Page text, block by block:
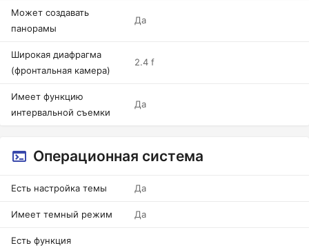
Может создавать
панорамы
Да
Широкая диафрагма
(фронтальная камера)
2.4 f
Имеет функцию
интервальной съемки
Да
Операционная система
Есть настройка темы Да
Имеет темный режим Да
Есть функция